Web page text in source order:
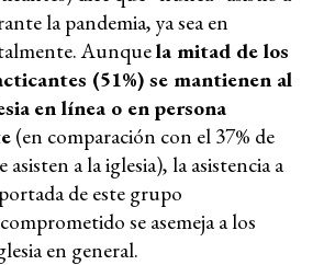
la pandemia, ya sea en
Aunquela mitad de los
(51%) se mantienen al
en línea o en persona
(en comparación con el 37% de
a la iglesia), la asistencia a
de este grupo
se asemeja a los
en general.